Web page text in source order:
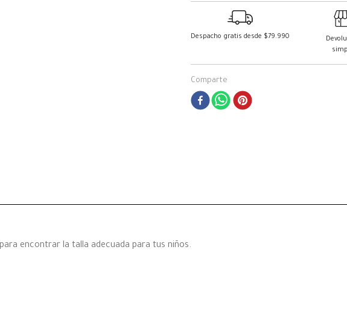
Despacho gratis desde $79.990
Comparte
encontrar la talla adecuada para tus niños.